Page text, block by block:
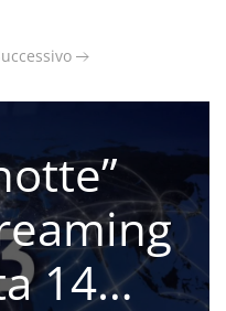
14